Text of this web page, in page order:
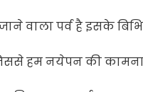
वाला पर्व है इसके
हम नयेपन की